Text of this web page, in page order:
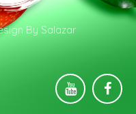
By Salazar